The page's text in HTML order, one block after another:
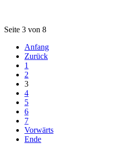
Seite 3 von 8
Anfang
Zurück
1
2
3
4
5
6
7
Vorwärts
Ende